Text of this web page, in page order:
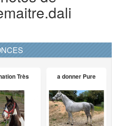
Très a donner Pure